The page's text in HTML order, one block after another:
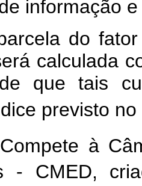
informação
do
calculada
que tais
previsto no
à
- CMED,